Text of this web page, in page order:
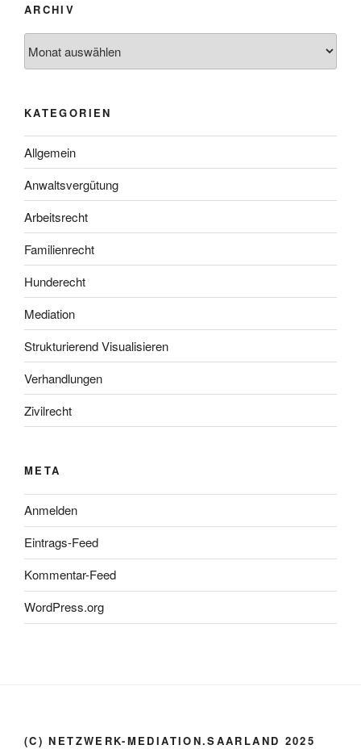
ARCHIV
KATEGORIEN
Allgemein
Anwaltsvergütung
Arbeitsrecht
Familienrecht
Hunderecht
Mediation
Strukturierend Visualisieren
Verhandlungen
Zivilrecht
META
Anmelden
Eintrags-Feed
Kommentar-Feed
WordPress.org
(C) NETZWERK-MEDIATION.SAARLAND 2025